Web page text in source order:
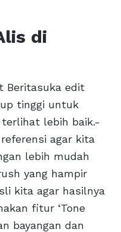
di
Beritasuka edit
tinggi untuk
lebih baik.-
agar kita
lebih mudah
yang hampir
kita agar hasilnya
fitur ‘Tone
bayangan dan